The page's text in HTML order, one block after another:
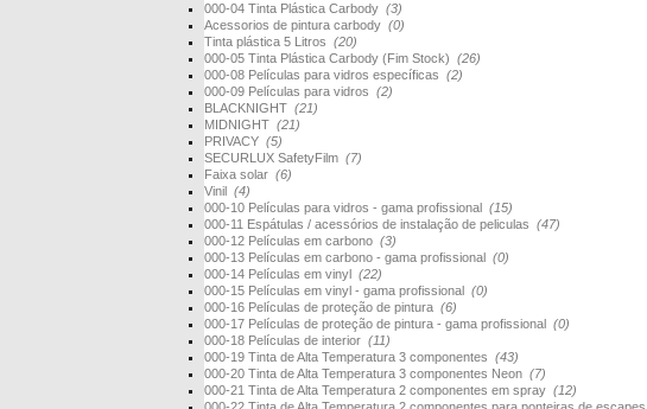
000-04 Tinta Plástica Carbody (3)
Acessorios de pintura carbody (0)
Tinta plástica 5 Litros (20)
000-05 Tinta Plástica Carbody (Fim Stock) (26)
000-08 Películas para vidros específicas (2)
000-09 Películas para vidros (2)
BLACKNIGHT (21)
MIDNIGHT (21)
PRIVACY (5)
SECURLUX SafetyFilm (7)
Faixa solar (6)
Vinil (4)
000-10 Películas para vidros - gama profissional (15)
000-11 Espátulas / acessórios de instalação de peliculas (47)
000-12 Películas em carbono (3)
000-13 Películas em carbono - gama profissional (0)
000-14 Películas em vinyl (22)
000-15 Películas em vinyl - gama profissional (0)
000-16 Películas de proteção de pintura (6)
000-17 Películas de proteção de pintura - gama profissional (0)
000-18 Películas de interior (11)
000-19 Tinta de Alta Temperatura 3 componentes (43)
000-20 Tinta de Alta Temperatura 3 componentes Neon (7)
000-21 Tinta de Alta Temperatura 2 componentes em spray (12)